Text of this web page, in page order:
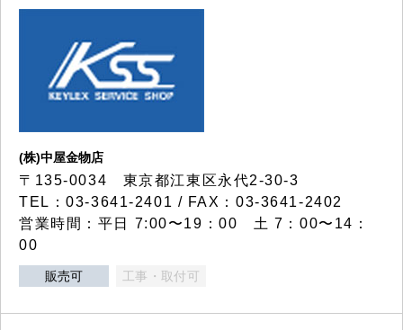
(株)中屋金物店
〒135-0034 東京都江東区永代2-30-3
TEL：03-3641-2401 / FAX：03-3641-2402
営業時間：平日 7:00〜19：00 土 7：00〜14：
00
販売可 工事・取付可